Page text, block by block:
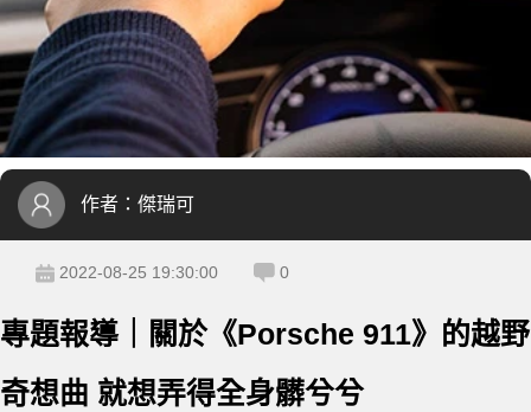
作者： 傑瑞可
2022-08-25 19:30:00 0
專題報導｜關於《Porsche 911》的越野
奇想曲 就想弄得全身髒兮兮